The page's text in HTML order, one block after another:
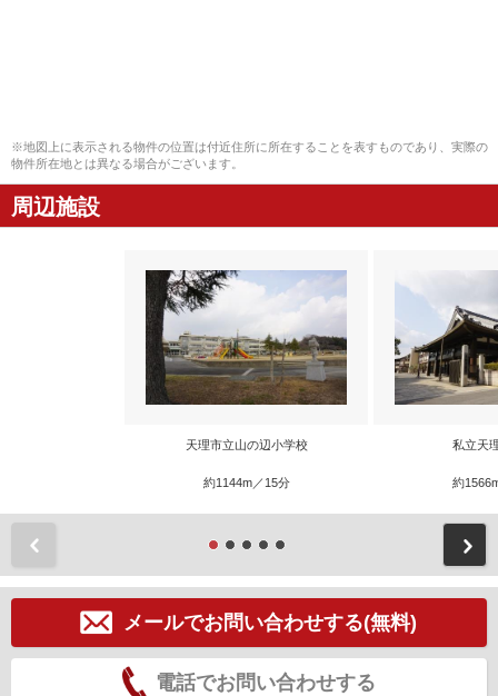
※地図上に表示される物件の位置は付近住所に所在することを表すものであり、実際の
物件所在地とは異なる場合がございます。
周辺施設
天理市立山の辺小学校
約1144m／15分
私立天
約
メールでお問い合わせする(無料)
電話でお問い合わせする